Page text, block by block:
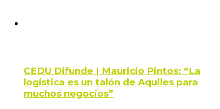
CEDU Difunde | Mauricio Pintos: “La
logística es un talón de Aquiles para
muchos negocios”